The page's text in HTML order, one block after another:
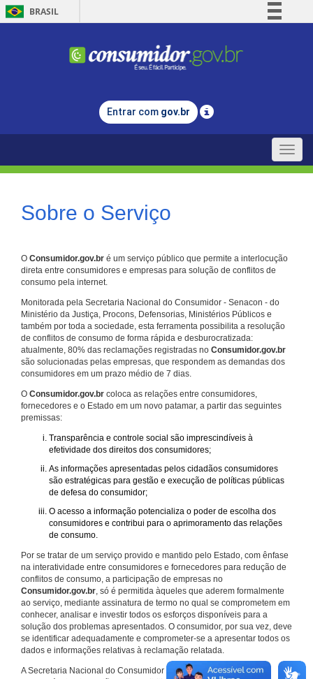
BRASIL
Comunica BR
Legislação
Entrar com gov.br
Toggle
Sobre o Serviço
O Consumidor.gov.br é um serviço público que permite a interlocução
direta entre consumidores e empresas para solução de conflitos de
consumo pela internet.
Monitorada pela Secretaria Nacional do Consumidor - Senacon - do
Ministério da Justiça, Procons, Defensorias, Ministérios Públicos e
também por toda a sociedade, esta ferramenta possibilita a resolução
de conflitos de consumo de forma rápida e desburocratizada:
atualmente, 80% das reclamações registradas no Consumidor.gov.br
são solucionadas pelas empresas, que respondem as demandas dos
consumidores em um prazo médio de 7 dias.
O Consumidor.gov.br coloca as relações entre consumidores,
fornecedores e o Estado em um novo patamar, a partir das seguintes
premissas:
Transparência e controle social são imprescindíveis à
efetividade dos direitos dos consumidores;
As informações apresentadas pelos cidadãos consumidores
são estratégicas para gestão e execução de políticas públicas
de defesa do consumidor;
O acesso a informação potencializa o poder de escolha dos
consumidores e contribui para o aprimoramento das relações
de consumo.
Por se tratar de um serviço provido e mantido pelo Estado, com ênfase
na interatividade entre consumidores e fornecedores para redução de
conflitos de consumo, a participação de empresas no
Consumidor.gov.br, só é permitida àqueles que aderem formalmente
ao serviço, mediante assinatura de termo no qual se comprometem em
conhecer, analisar e investir todos os esforços disponíveis para a
solução dos problemas apresentados. O consumidor, por sua vez, deve
se identificar adequadamente e comprometer-se a apresentar todos os
dados e informações relativas à reclamação relatada.
A Secretaria Nacional do Consumidor do Ministério da Justiça é a